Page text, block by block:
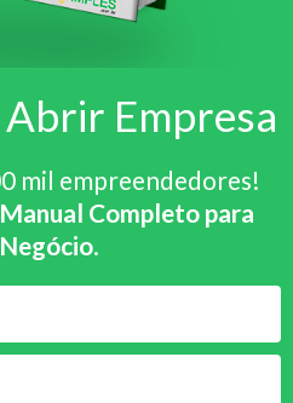
Empresa
mil empreendedores!
Manual Completo para
.